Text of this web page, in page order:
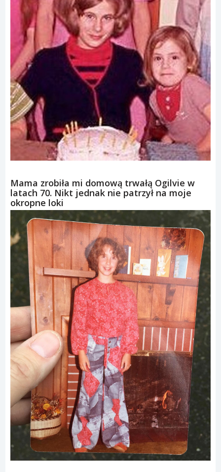
Mama zrobiła mi domową trwałą Ogilvie w
latach 70. Nikt jednak nie patrzył na moje
okropne loki